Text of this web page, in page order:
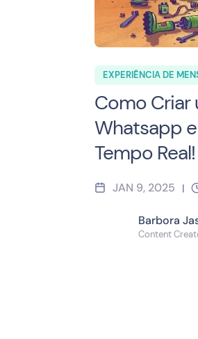
EXPERIÊNCIA DE
Como Criar
Whatsapp
Tempo Real!
JAN 9, 2025 |
Barbora
Content